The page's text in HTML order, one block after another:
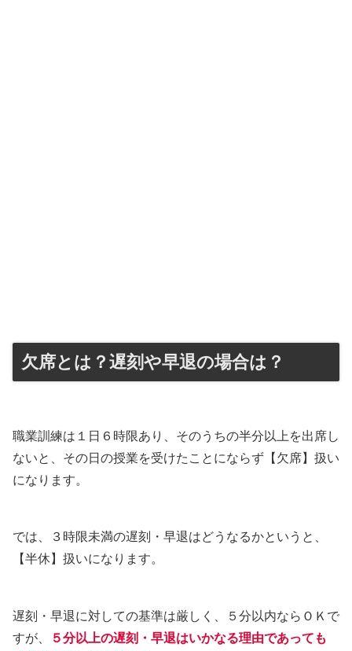
欠席とは？遅刻や早退の場合は？
職業訓練は１日６時限あり、そのうちの半分以上を出席し
ないと、その日の授業を受けたことにならず【欠席】扱い
になります。
では、３時限未満の遅刻・早退はどうなるかというと、
【半休】扱いになります。
遅刻・早退に対しての基準は厳しく、５分以内ならＯＫで
すが、
５分以上の遅刻・早退はいかなる理由であっても